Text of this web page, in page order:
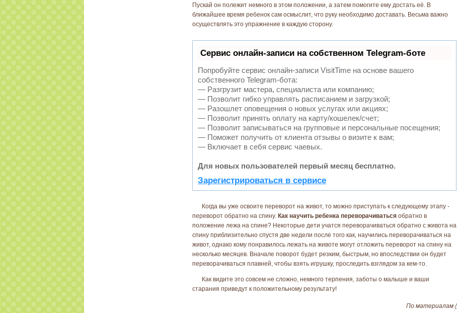
Пускай он полежит немного в этом положении, а затем помогите ему достать её. В
ближайшее время ребенок сам осмыслит, что руку необходимо доставать. Весьма важно
осуществлять это упражнение в каждую сторону.
Сервис онлайн-записи на собственном Telegram-боте
Попробуйте сервис онлайн-записи VisitTime на основе вашего
собственного Telegram-бота:
— Разгрузит мастера, специалиста или компанию;
— Позволит гибко управлять расписанием и загрузкой;
— Разошлет оповещения о новых услугах или акциях;
— Позволит принять оплату на карту/кошелек/счет;
— Позволит записываться на групповые и персональные посещения;
— Поможет получить от клиента отзывы о визите к вам;
— Включает в себя сервис чаевых.
Для новых пользователей первый месяц бесплатно.
Зарегистрироваться в сервисе
Когда вы уже освоите переворот на живот, то можно приступать к следующему этапу -
переворот обратно на спину. Как научить ребенка переворачиваться обратно в
положение лежа на спине? Некоторые дети учатся переворачиваться обратно с живота на
спину приблизительно спустя две недели после того как, научились переворачиваться на
живот, однако кому понравилось лежать на животе могут отложить переворот на спину на
несколько месяцев. Вначале поворот будет резким, быстрым, но впоследствии он будет
переворачиваться плавней, чтобы взять игрушку, проследить взглядом за кем-то.
Как видите это совсем не сложно, немного терпения, заботы о малыше и ваши
старания приведут к положительному результату!
По материалам/